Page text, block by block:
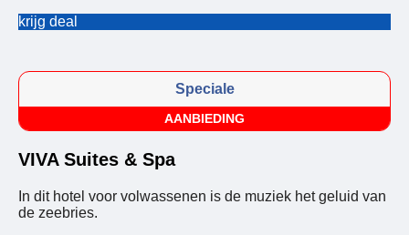
krijg deal
Speciale
AANBIEDING
VIVA Suites & Spa
In dit hotel voor volwassenen is de muziek het geluid van
de zeebries.